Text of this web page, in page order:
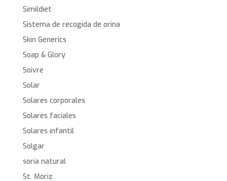
Simildiet
Sistema de recogida de orina
Skin Generics
Soap & Glory
Soivre
Solar
Solares corporales
Solares faciales
Solares infantil
Solgar
soria natural
St. Moriz